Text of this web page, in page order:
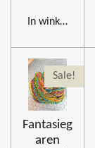
In winkelwagen
Sale!
Fantasieg
aren